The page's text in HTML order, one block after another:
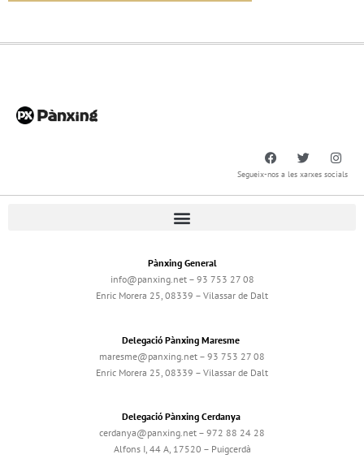
Segueix-nos a les xarxes socials
Pànxing General
info@panxing.net – 93 753 27 08
Enric Morera 25, 08339 – Vilassar de Dalt
Delegació Pànxing Maresme
maresme@panxing.net – 93 753 27 08
Enric Morera 25, 08339 – Vilassar de Dalt
Delegació Pànxing Cerdanya
cerdanya@panxing.net – 972 88 24 28
Alfons I, 44 A, 17520 – Puigcerdà